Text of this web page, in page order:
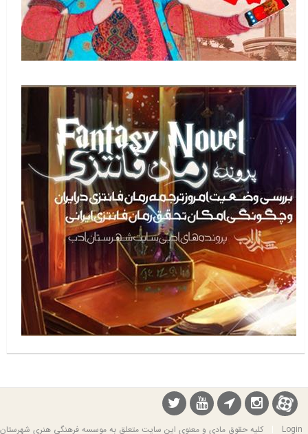
Login کلیه حقوق مادی و معنوی این سایت متعلق به موسسه فرهنگی هنری شهرستان